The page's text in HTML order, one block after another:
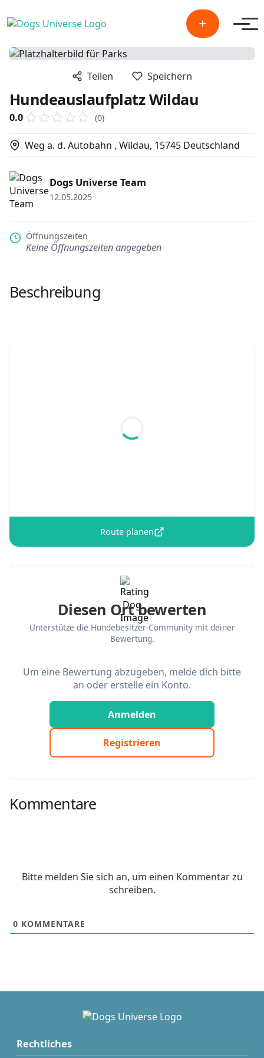
Teilen Speichern
Hundeauslaufplatz Wildau
0.0 (0)
Weg a. d. Autobahn , Wildau, 15745 Deutschland
Dogs Universe Team
12.05.2025
Öffnungszeiten
Keine Öffnungszeiten angegeben
Beschreibung
Route planen
Diesen Ort bewerten
Unterstütze die Hundebesitzer-Community mit deiner
Bewertung.
Um eine Bewertung abzugeben, melde dich bitte
an oder erstelle ein Konto.
Anmelden
Registrieren
Kommentare
Bitte melden Sie sich an, um einen Kommentar zu
schreiben.
0 KOMMENTARE
Rechtliches